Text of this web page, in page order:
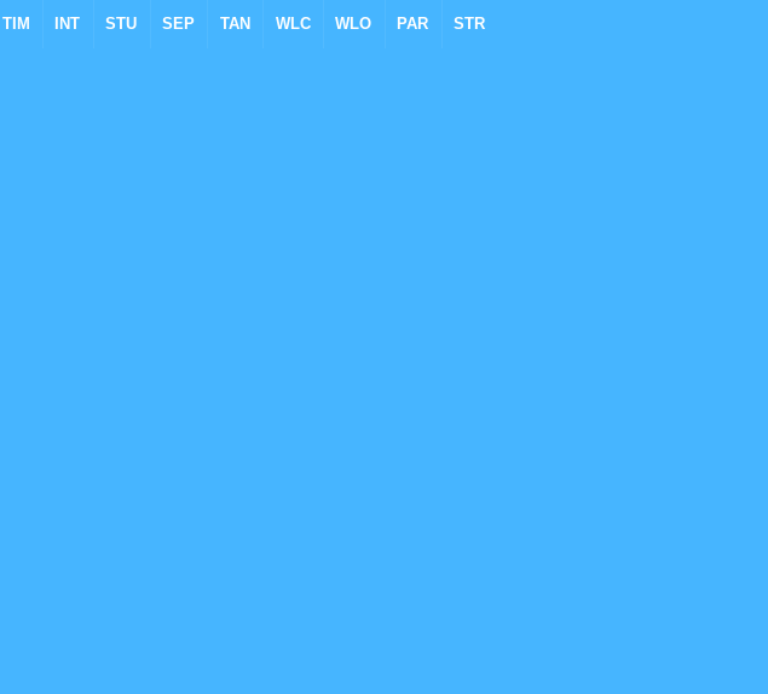
TIM INT STU SEP TAN WLC WLO PAR STR